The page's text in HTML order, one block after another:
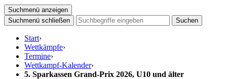
Suchmenü anzeigen
Suchmenü schließen
Suchen
Start›
Wettkämpfe›
Termine›
Wettkampf-Kalender›
5. Sparkassen Grand-Prix 2026, U10 und älter